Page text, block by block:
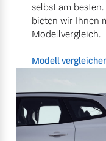
selbst am
bieten wir Ihnen
Modellvergleich.
Modell